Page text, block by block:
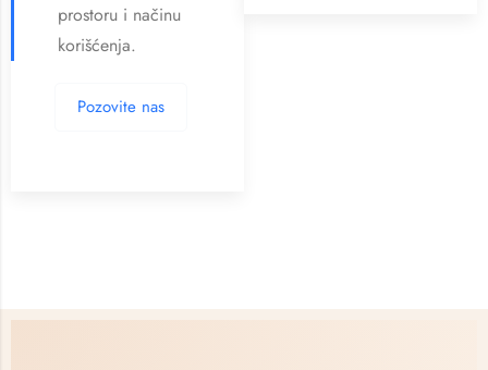
prostoru i načinu
korišćenja.
Pozovite nas